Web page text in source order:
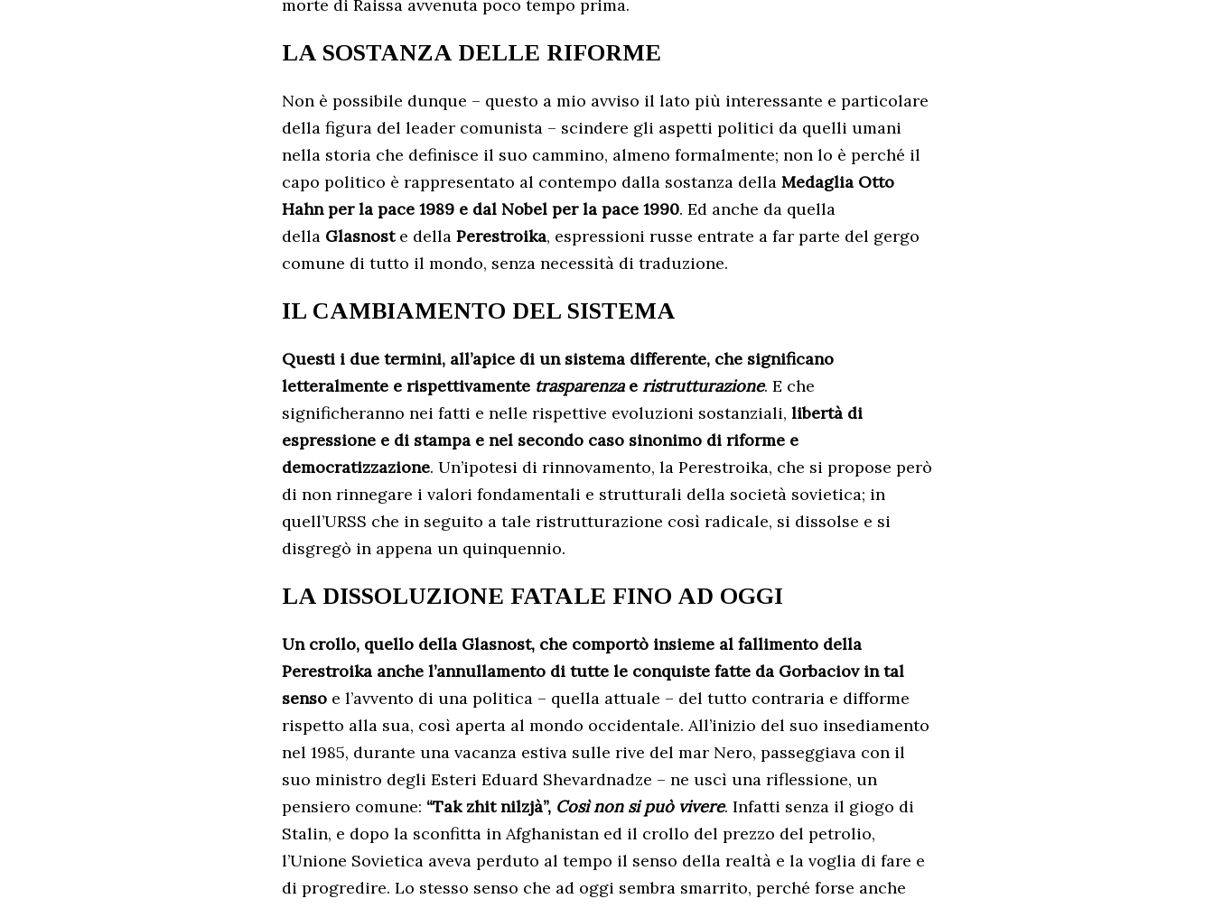
morte di Raissa avvenuta poco tempo prima.
LA SOSTANZA DELLE RIFORME
Non è possibile dunque – questo a mio avviso il lato più interessante e particolare
della figura del leader comunista – scindere gli aspetti politici da quelli umani
nella storia che definisce il suo cammino, almeno formalmente; non lo è perché il
capo politico è rappresentato al contempo dalla sostanza della Medaglia Otto
Hahn per la pace 1989 e dal Nobel per la pace 1990. Ed anche da quella
della Glasnoste della Perestroika, espressioni russe entrate a far parte del gergo
comune di tutto il mondo, senza necessità di traduzione.
IL CAMBIAMENTO DEL SISTEMA
Questi i due termini, all’apice di un sistema differente, che significano
letteralmente e rispettivamente trasparenzae ristrutturazione. E che
significheranno nei fatti e nelle rispettive evoluzioni sostanziali, libertà di
espressione e di stampa e nel secondo caso sinonimo di riforme e
democratizzazione. Un’ipotesi di rinnovamento, la Perestroika, che si propose però
di non rinnegare i valori fondamentali e strutturali della società sovietica; in
quell’URSS che in seguito a tale ristrutturazione così radicale, si dissolse e si
disgregò in appena un quinquennio.
LA DISSOLUZIONE FATALE FINO AD OGGI
Un crollo, quello della Glasnost, che comportò insieme al fallimento della
Perestroika anche l’annullamento di tutte le conquiste fatte da Gorbaciov in tal
senso e l’avvento di una politica – quella attuale – del tutto contraria e difforme
rispetto alla sua, così aperta al mondo occidentale. All’inizio del suo insediamento
nel 1985, durante una vacanza estiva sulle rive del mar Nero, passeggiava con il
suo ministro degli Esteri Eduard Shevardnadze – ne uscì una riflessione, un
pensiero comune: “Tak zhit nilzjà”, Così non si può vivere. Infatti senza il giogo di
Stalin, e dopo la sconfitta in Afghanistan ed il crollo del prezzo del petrolio,
l’Unione Sovietica aveva perduto al tempo il senso della realtà e la voglia di fare e
di progredire. Lo stesso senso che ad oggi sembra smarrito, perché forse anche